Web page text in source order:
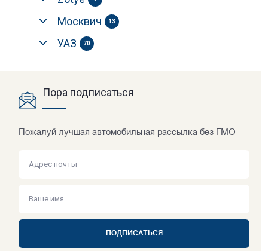
Москвич 13
УАЗ 70
Пора подписаться
Пожалуй лучшая автомобильная рассылка без ГМО
ПОДПИСАТЬСЯ